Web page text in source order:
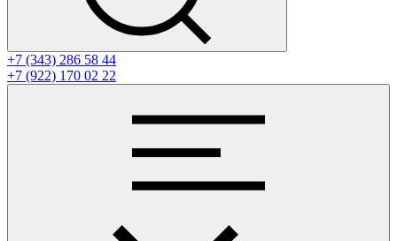
+7 (343) 286 58 44
+7 (922) 170 02 22